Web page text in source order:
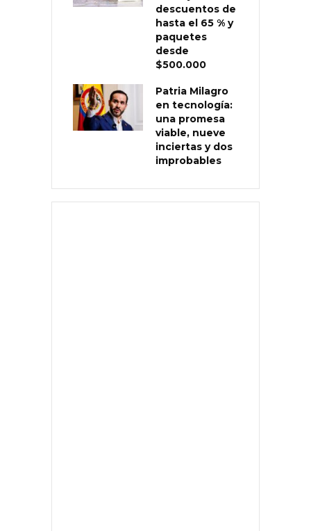
descuentos de
hasta el 65 % y
paquetes
desde
$500.000
Patria Milagro
en tecnología:
una promesa
viable, nueve
inciertas y dos
improbables